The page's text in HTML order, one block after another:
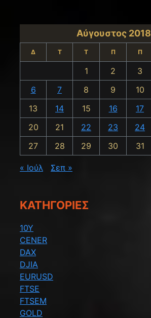
Αύγουστος 2018
Δ Τ Τ Π Π
1 2 3
6
7 8 9 10
13
14 15 16 17
20
21 22 23 24
27
28 29 30 31
« Ιούλ Σεπ »
KΑΤΗΓΟΡΊΕΣ
10Y
CENER
DAX
DJIA
EURUSD
FTSE
FTSEM
GOLD